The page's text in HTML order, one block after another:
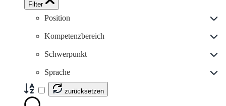
Filter
Position
Kompetenzbereich
Schwerpunkt
Sprache
zurücksetzen